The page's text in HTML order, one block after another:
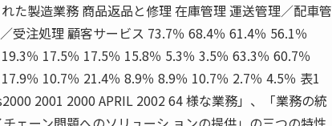
た製造業務 商品返品と修理 在庫管理 運送管理／配車管
注処理 顧客サービス 73.7％ 68.4％ 61.4％ 56.1％
％ 17.5％ 17.5％ 15.8％ 5.3％ 3.5％ 63.3％ 60.7％
％ 10.7％ 21.4％ 8.9％ 8.9％ 10.7％ 2.7％ 4.5％ 表1
2001 2000 APRIL 2002 64 様な業務」、「業務の統